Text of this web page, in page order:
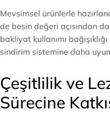
Mevsimsel ürünlerle
de besin değeri açısından
bakliyat kullanımı
sindirim sistemine daha
Çeşitlilik ve
Sürecine